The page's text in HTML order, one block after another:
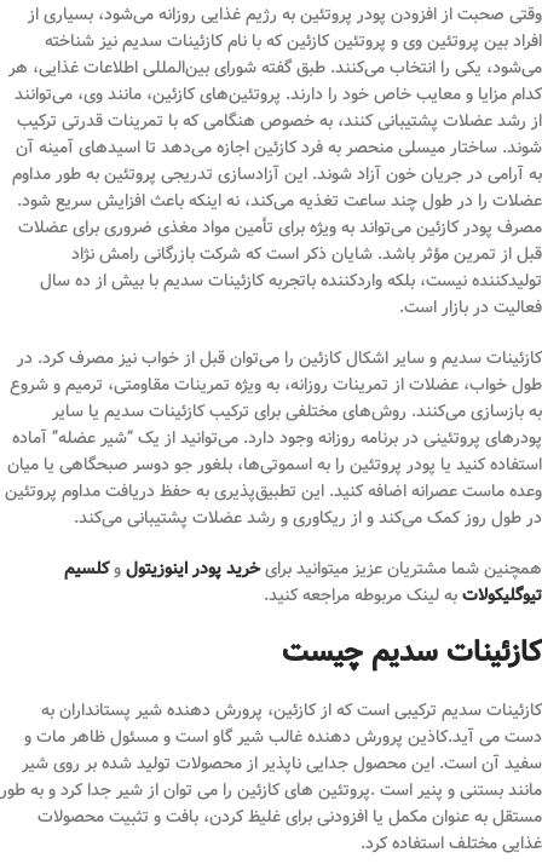
وقتی صحبت از افزودن پودر پروتئین به رژیم غذایی روزانه می‌شود، بسیاری از
افراد بین پروتئین وی و پروتئین کازئین که با نام کازئینات سدیم نیز شناخته
می‌شود، یکی را انتخاب می‌کنند. طبق گفته شورای بین‌المللی اطلاعات غذایی، هر
کدام مزایا و معایب خاص خود را دارند. پروتئین‌های کازئین، مانند وی، می‌توانند
از رشد عضلات پشتیبانی کنند، به خصوص هنگامی که با تمرینات قدرتی ترکیب
شوند. ساختار میسلی منحصر به فرد کازئین اجازه می‌دهد تا اسیدهای آمینه آن
به آرامی در جریان خون آزاد شوند. این آزادسازی تدریجی پروتئین به طور مداوم
عضلات را در طول چند ساعت تغذیه می‌کند، نه اینکه باعث افزایش سریع شود.
مصرف پودر کازئین می‌تواند به ویژه برای تأمین مواد مغذی ضروری برای عضلات
قبل از تمرین مؤثر باشد. شایان ذکر است که شرکت بازرگانی رامش نژاد
تولیدکننده نیست، بلکه واردکننده باتجربه کازئینات سدیم با بیش از ده سال
فعالیت در بازار است.
کازئینات سدیم و سایر اشکال کازئین را می‌توان قبل از خواب نیز مصرف کرد. در
طول خواب، عضلات از تمرینات روزانه، به ویژه تمرینات مقاومتی، ترمیم و شروع
به بازسازی می‌کنند. روش‌های مختلفی برای ترکیب کازئینات سدیم یا سایر
پودرهای پروتئینی در برنامه روزانه وجود دارد. می‌توانید از یک “شیر عضله” آماده
استفاده کنید یا پودر پروتئین را به اسموتی‌ها، بلغور جو دوسر صبحگاهی یا میان
وعده ماست عصرانه اضافه کنید. این تطبیق‌پذیری به حفظ دریافت مداوم پروتئین
در طول روز کمک می‌کند و از ریکاوری و رشد عضلات پشتیبانی می‌کند.
همچنین شما مشتریان عزیز میتوانید برایخرید پودر اینوزیتولوکلسیم
تیوگلیکولاتبه لینک مربوطه مراجعه کنید.
کازئینات سدیم چیست
کازئینات سدیم ترکیبی است که از کازئین، پرورش دهنده شیر پستانداران به
دست می آید.کاذین پرورش دهنده غالب شیر گاو است و مسئول ظاهر مات و
سفید آن است. این محصول جدایی ناپذیر از محصولات تولید شده بر روی شیر
مانند بستنی و پنیر است .پروتئین های کازئین را می توان از شیر جدا کرد و به طور
مستقل به عنوان مکمل یا افزودنی برای غلیظ کردن، بافت و تثبیت محصولات
غذایی مختلف استفاده کرد.